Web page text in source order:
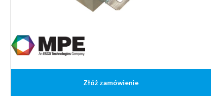
Złóż zamówienie